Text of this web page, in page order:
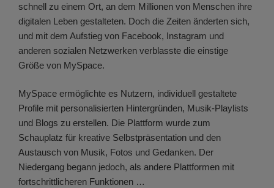
schnell zu einem Ort, an dem Millionen von Menschen ihre
digitalen Leben gestalteten. Doch die Zeiten änderten sich,
und mit dem Aufstieg von Facebook, Instagram und
anderen sozialen Netzwerken verblasste die einstige
Größe von MySpace.
MySpace ermöglichte es Nutzern, individuell gestaltete
Profile mit personalisierten Hintergründen, Musik-Playlists
und Blogs zu erstellen. Die Plattform wurde zum
Schauplatz für kreative Selbstpräsentation und den
Austausch von Musik, Fotos und Gedanken. Der
Niedergang begann jedoch, als andere Plattformen mit
fortschrittlicheren Funktionen …